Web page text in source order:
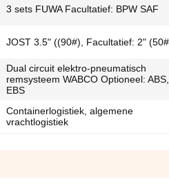
3 sets FUWA Facultatief: BPW SAF
JOST 3.5" ((90#), Facultatief: 2"
Dual circuit elektro-pneumatisch
remsysteem WABCO Optioneel: ABS,
EBS
Containerlogistiek, algemene
vrachtlogistiek